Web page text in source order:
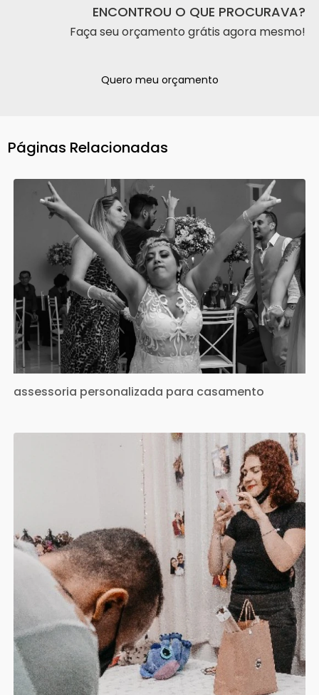
ENCONTROU O QUE PROCURAVA?
Faça seu orçamento grátis agora mesmo!
Quero meu orçamento
Páginas Relacionadas
assessoria personalizada para casamento